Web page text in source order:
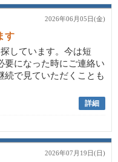
2026年06月05日(金)
す
しています。今は短
要になった時にご連絡い
続で見ていただくことも
詳細
2026年07月19日(日)